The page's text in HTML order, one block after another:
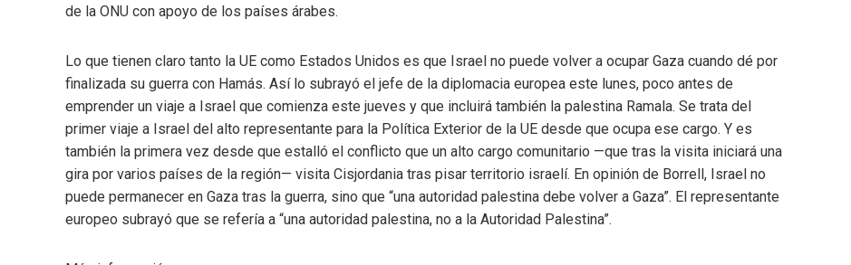
de la ONU con apoyo de los países árabes.
Lo que tienen claro tanto la UE como Estados Unidos es que Israel no puede volver a ocupar Gaza cuando dé por
finalizada su guerra con Hamás. Así lo subrayó el jefe de la diplomacia europea este lunes, poco antes de
emprender un viaje a Israel que comienza este jueves y que incluirá también la palestina Ramala. Se trata del
primer viaje a Israel del alto representante para la Política Exterior de la UE desde que ocupa ese cargo. Y es
también la primera vez desde que estalló el conflicto que un alto cargo comunitario —que tras la visita iniciará una
gira por varios países de la región— visita Cisjordania tras pisar territorio israelí. En opinión de Borrell, Israel no
puede permanecer en Gaza tras la guerra, sino que “una autoridad palestina debe volver a Gaza”. El representante
europeo subrayó que se refería a “una autoridad palestina, no a la Autoridad Palestina”.